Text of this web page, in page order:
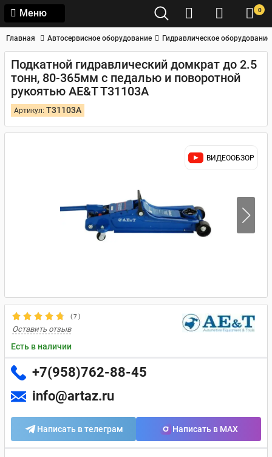
Меню 0
Главная Автосервисное оборудование Гидравлическое оборудование
Подкатной гидравлический домкрат до 2.5
тонн, 80-365мм с педалью и поворотной
рукоятью AE&T T31103A
Артикул: T31103A
ВИДЕООБЗОР
(7)
Оставить отзыв
Есть в наличии
+7(958)762-88-45
info@artaz.ru
Написать в телеграм Написать в MAX